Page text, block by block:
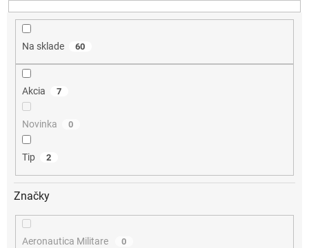
d
Na sklade 60
Akcia 7
Novinka 0
Tip 2
Značky
Aeronautica Militare 0